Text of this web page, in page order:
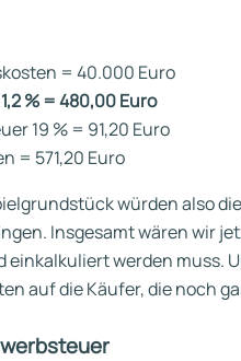
= 40.000 Euro
% = 480,00 Euro
19 % = 91,20 Euro
= 571,20 Euro
würden also
Insgesamt wären wir
einkalkuliert werden muss.
auf die Käufer, die noch